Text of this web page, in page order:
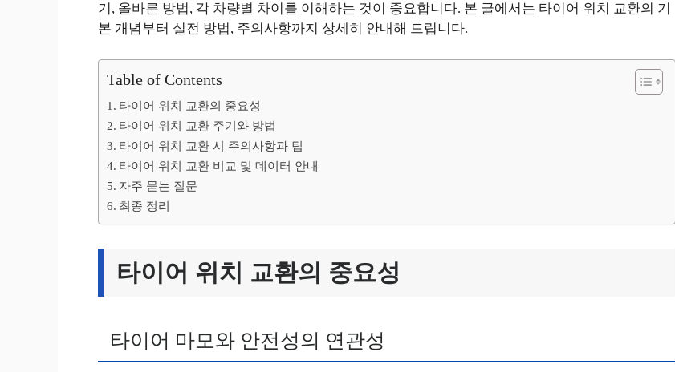
기, 올바른 방법, 각 차량별 차이를 이해하는 것이 중요합니다. 본 글에서는 타이어 위치 교환의 기
본 개념부터 실전 방법, 주의사항까지 상세히 안내해 드립니다.
Table of Contents
타이어 위치 교환의 중요성
타이어 위치 교환 주기와 방법
타이어 위치 교환 시 주의사항과 팁
타이어 위치 교환 비교 및 데이터 안내
자주 묻는 질문
최종 정리
타이어 위치 교환의 중요성
타이어 마모와 안전성의 연관성